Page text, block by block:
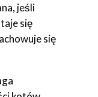
jeśli
się
się